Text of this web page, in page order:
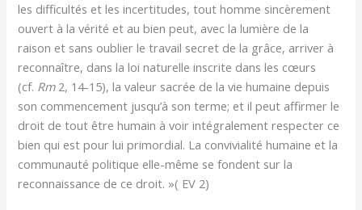
les difficultés et les incertitudes, tout homme sincèrement
ouvert à la vérité et au bien peut, avec la lumière de la
raison et sans oublier le travail secret de la grâce, arriver à
reconnaître, dans la loi naturelle inscrite dans les cœurs
(cf. Rm2, 14-15), la valeur sacrée de la vie humaine depuis
son commencement jusqu’à son terme; et il peut affirmer le
droit de tout être humain à voir intégralement respecter ce
bien qui est pour lui primordial. La convivialité humaine et la
communauté politique elle-même se fondent sur la
reconnaissance de ce droit. »( EV 2)